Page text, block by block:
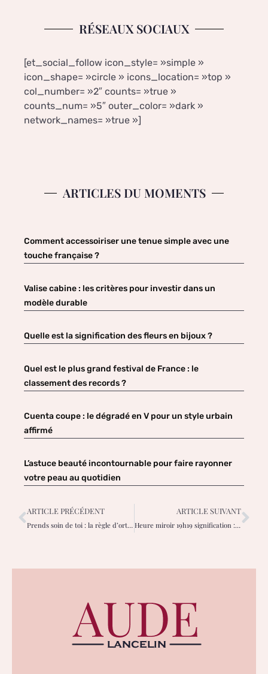
RÉSEAUX SOCIAUX
[et_social_follow icon_style= »simple »
icon_shape= »circle » icons_location= »top »
col_number= »2″ counts= »true »
counts_num= »5″ outer_color= »dark »
network_names= »true »]
ARTICLES DU MOMENTS
Comment accessoiriser une tenue simple avec une
touche française ?
Valise cabine : les critères pour investir dans un
modèle durable
Quelle est la signification des fleurs en bijoux ?
Quel est le plus grand festival de France : le
classement des records ?
Cuenta coupe : le dégradé en V pour un style urbain
affirmé
L’astuce beauté incontournable pour faire rayonner
votre peau au quotidien
ARTICLE PRÉCÉDENT
Prends soin de toi : la règle d’orthographe pour ne plus hésiter
ARTICLE SUIVANT
Heure miroir 19h19 signification : le message spirituel pour votre réussite ?